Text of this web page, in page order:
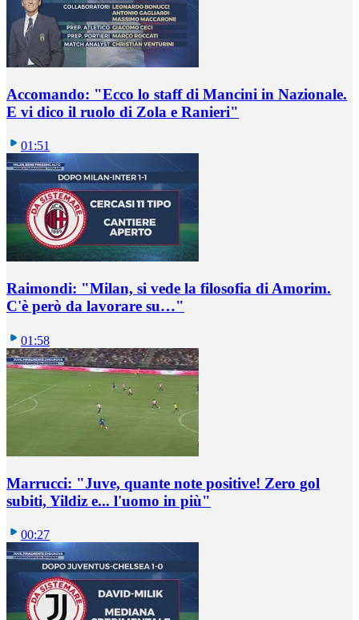
Accomando: "Ecco lo staff di Mancini in Nazionale.
E vi dico il ruolo di Zola e Ranieri"
01:51
Raimondi: "Milan, si vede la filosofia di Amorim.
C'è però da lavorare su…"
01:58
Marrucci: "Juve, quante note positive! Zero gol
subiti, Yildiz e... l'uomo in più"
00:27